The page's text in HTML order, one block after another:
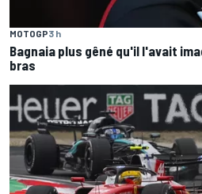
MOTOGP3 h
Bagnaia plus gêné qu'il l'avait
bras